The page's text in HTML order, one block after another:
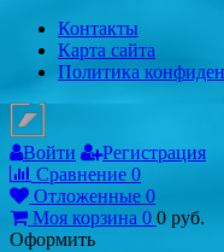
Контакты
Карта сайта
Политика
Войти
Регистрация
Сравнение 0
Отложенные 0
Моя корзина 0 0 руб.
Оформить